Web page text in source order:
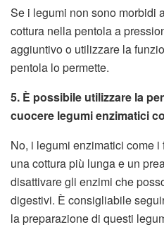
Se i legumi non sono morbidi
cottura nella pentola a
aggiuntivo o utilizzare la
pentola lo permette.
5. È possibile utilizzare la
cuocere legumi enzimatici
No, i legumi enzimatici come
una cottura più lunga e un
disattivare gli enzimi che
digestivi. È consigliabile
la preparazione di questi